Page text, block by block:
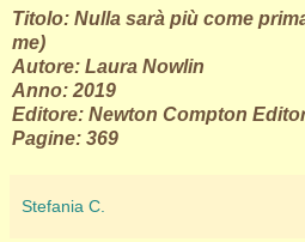
Titolo: Nulla sarà più come
me)
Autore: Laura Nowlin
Anno: 2019
Editore: Newton Compton
Pagine: 369
Stefania C.